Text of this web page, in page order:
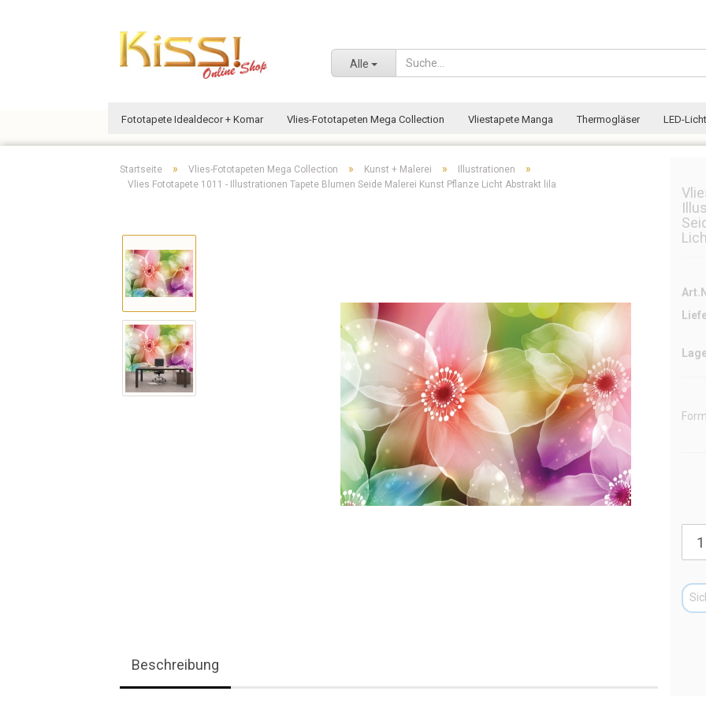
Wohnort
Alle
Fototapete Idealdecor + Komar Vlies-Fototapeten Mega Collection Vliestapete Manga Thermogläser LED-
Startseite » Vlies-Fototapeten Mega Collection » Kunst + Malerei » Illustrationen »
Vlies Fototapete 1011 - Illustrationen Tapete Blumen Seide Malerei Kunst Pflanze Licht Abstrakt lila
Beschreibung